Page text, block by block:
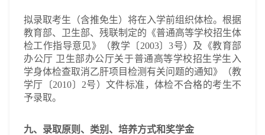
拟录取考生（含推免生）将在入学前组织体检。根据
教育部、卫生部、残联制定的《普通高等学校招生体
检工作指导意见》（教学〔2003〕3号）及《教育部
办公厅 卫生部办公厅关于普通高等学校招生学生入
学身体检查取消乙肝项目检测有关问题的通知》（教
学厅〔2010〕2号）文件标准，体检不合格的考生不
予录取。
九、录取原则、类别、培养方式和奖学金